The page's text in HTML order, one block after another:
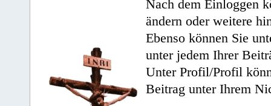
Nach dem Einloggen
ändern oder weitere
Ebenso können Sie
unter jedem Ihrer
Unter Profil/Profil
Beitrag unter Ihrem